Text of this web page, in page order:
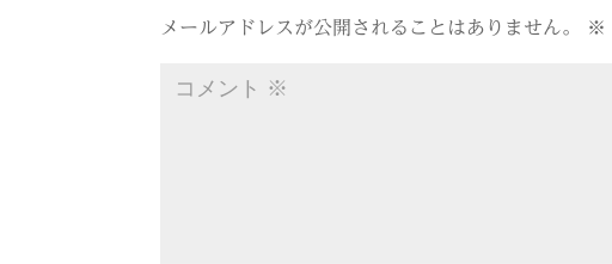
メールアドレスが公開されることはありません。 ※